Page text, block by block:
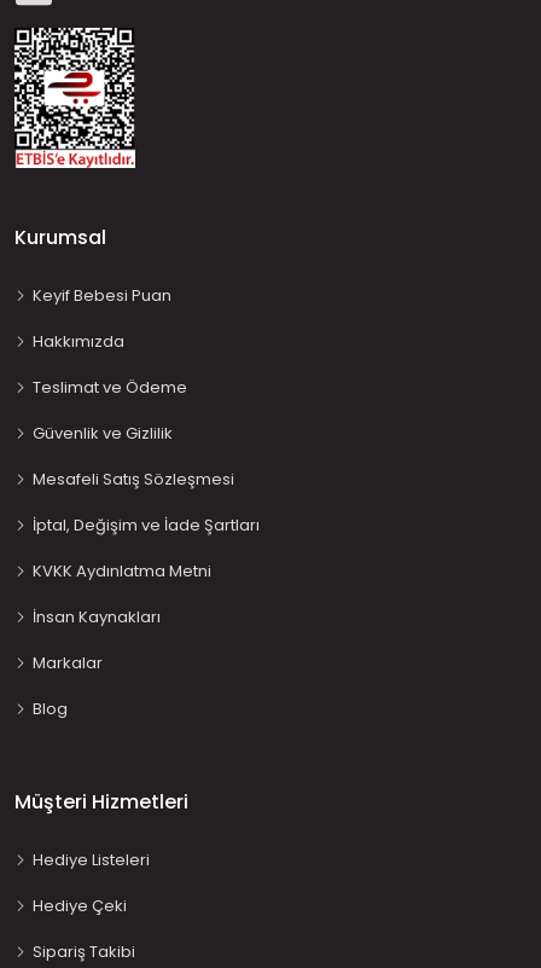
Kurumsal
Keyif Bebesi Puan
Hakkımızda
Teslimat ve Ödeme
Güvenlik ve Gizlilik
Mesafeli Satış Sözleşmesi
İptal, Değişim ve İade Şartları
KVKK Aydınlatma Metni
İnsan Kaynakları
Markalar
Blog
Müşteri Hizmetleri
Hediye Listeleri
Hediye Çeki
Sipariş Takibi